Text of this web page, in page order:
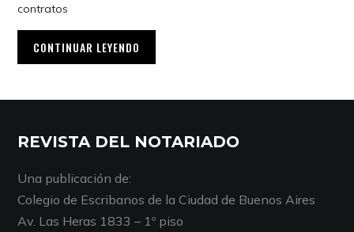
contratos
CONTINUAR LEYENDO
REVISTA DEL NOTARIADO
Una publicación de:
Colegio de Escribanos de la Ciudad de Buenos Aires
Av. Las Heras 1833 – 1º piso